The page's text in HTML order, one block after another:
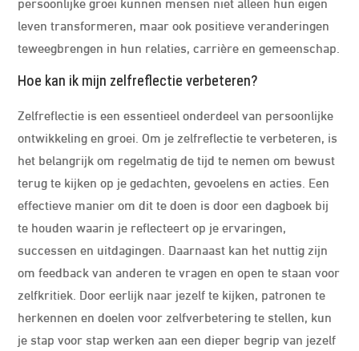
leven transformeren, maar ook positieve veranderingen
teweegbrengen in hun relaties, carrière en gemeenschap.
Hoe kan ik mijn zelfreflectie verbeteren?
Zelfreflectie is een essentieel onderdeel van persoonlijke
ontwikkeling en groei. Om je zelfreflectie te verbeteren, is
het belangrijk om regelmatig de tijd te nemen om bewust
terug te kijken op je gedachten, gevoelens en acties. Een
effectieve manier om dit te doen is door een dagboek bij
te houden waarin je reflecteert op je ervaringen,
successen en uitdagingen. Daarnaast kan het nuttig zijn
om feedback van anderen te vragen en open te staan voor
zelfkritiek. Door eerlijk naar jezelf te kijken, patronen te
herkennen en doelen voor zelfverbetering te stellen, kun
je stap voor stap werken aan een dieper begrip van jezelf